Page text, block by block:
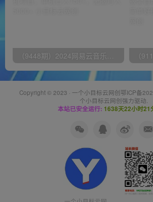
Copyright © 2023 · 一个小目标云网创鄂ICP备
个小目标云网创强力驱动.
本站已安全运行: 1638天22小时21